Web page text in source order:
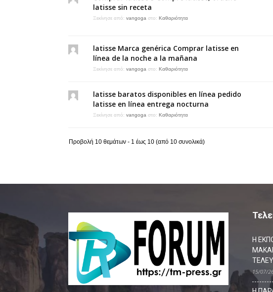
latisse sin receta
Ξεκίνησε από: vangoga στο: Καθαριότητα
latisse Marca genérica Comprar latisse en
línea de la noche a la mañana
Ξεκίνησε από: vangoga στο: Καθαριότητα
latisse baratos disponibles en línea pedido
latisse en línea entrega nocturna
Ξεκίνησε από: vangoga στο: Καθαριότητα
Προβολή 10 θεμάτων - 1 έως 10 (από 10 συνολικά)
Η
15/07/